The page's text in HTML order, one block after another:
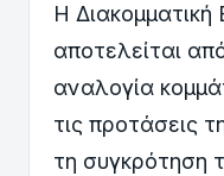
Η
αποτελείται
αναλογία
τις προτάσεις
τη συγκρότηση